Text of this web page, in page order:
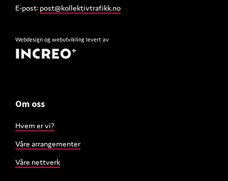
E-post: post@kollektivtrafikk.no
Webdesign og webutvikling levert av
Om oss
Hvem er vi?
Våre arrangementer
Våre nettverk